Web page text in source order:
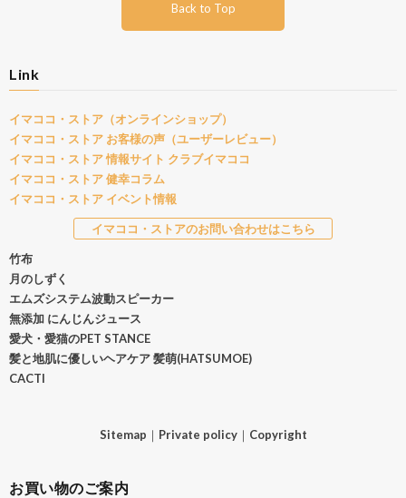
Back to Top
Link
イマココ・ストア（オンラインショップ）
イマココ・ストア お客様の声（ユーザーレビュー）
イマココ・ストア 情報サイト クラブイマココ
イマココ・ストア 健幸コラム
イマココ・ストア イベント情報
イマココ・ストアのお問い合わせはこちら
竹布
月のしずく
エムズシステム波動スピーカー
無添加 にんじんジュース
愛犬・愛猫のPET STANCE
髪と地肌に優しいヘアケア 髪萌(HATSUMOE)
CACTI
Sitemap ｜ Private policy｜ Copyright
お買い物のご案内